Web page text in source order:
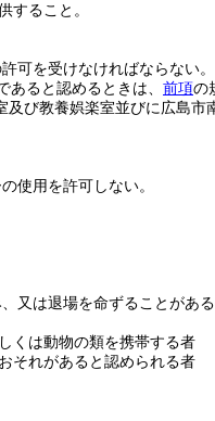
すること。
可を受けなければならない。
ると認めるときは、 前項の
び教養娯楽室並びに広島
使用を許可しない。
又は退場を命ずることがある
くは動物の類を携帯する者
それがあると認められる者